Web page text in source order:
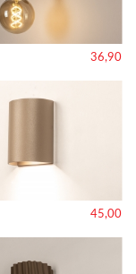
36,90
45,00